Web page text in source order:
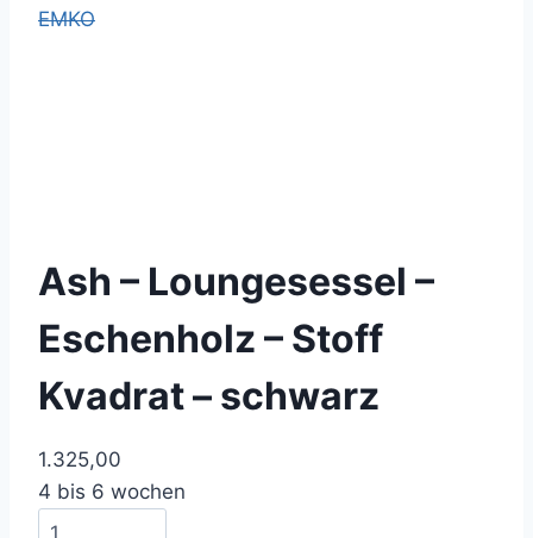
EMKO
Ash – Loungesessel –
Eschenholz – Stoff
Kvadrat – schwarz
1.325,00
4 bis 6 wochen